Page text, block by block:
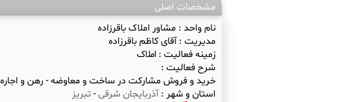
مشخصات اصلی
نام واحد : مشاور املاک باقرزاده
مدیریت :آقای کاظم باقرزاده
زمینه فعالیت :املاک
شرح فعالیت :
خرید و فروش مشارکت در ساخت و معاوضه - رهن و اجاره
استان و شهر :آذربایجان شرقی- تبریز